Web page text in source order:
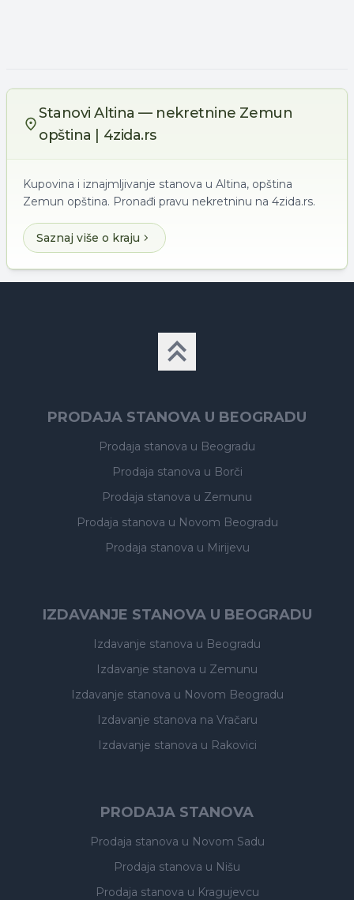
Stanovi Altina — nekretnine Zemun
opština | 4zida.rs
Kupovina i iznajmljivanje stanova u Altina, opština
Zemun opština. Pronađi pravu nekretninu na 4zida.rs.
Saznaj više o kraju
PRODAJA STANOVA U BEOGRADU
Prodaja stanova u Beogradu
Prodaja stanova u Borči
Prodaja stanova u Zemunu
Prodaja stanova u Novom Beogradu
Prodaja stanova u Mirijevu
IZDAVANJE STANOVA U BEOGRADU
Izdavanje stanova u Beogradu
Izdavanje stanova u Zemunu
Izdavanje stanova u Novom Beogradu
Izdavanje stanova na Vračaru
Izdavanje stanova u Rakovici
PRODAJA STANOVA
Prodaja stanova u Novom Sadu
Prodaja stanova u Nišu
Prodaja stanova u Kragujevcu